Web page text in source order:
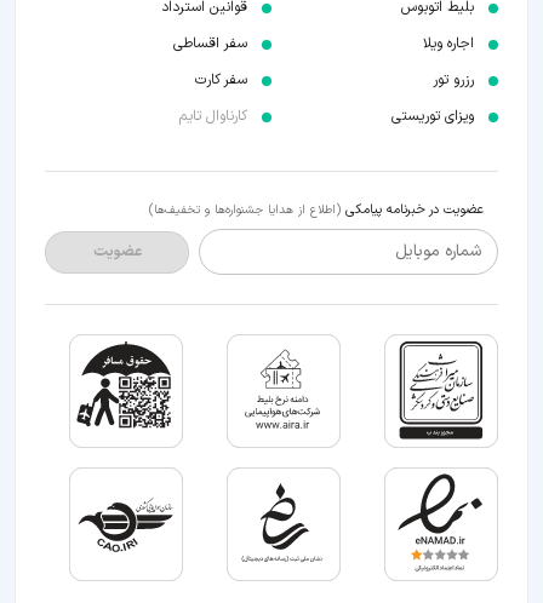
بلیط اتوبوس
اجاره ویلا
رزرو تور
ویزای توریستی
قوانین استرداد
سفر اقساطی
سفر کارت
کارناوال تایم
عضویت در خبرنامه پیامکی (اطلاع از هدایا جشنواره‌ها و تخفیف‌ها)
شماره موبایل عضویت